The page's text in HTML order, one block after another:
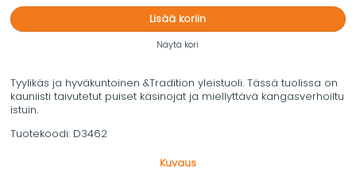
Lisää koriin
Näytä kori
Tyylikäs ja hyväkuntoinen &Tradition yleistuoli. Tässä tuolissa on
kauniisti taivutetut puiset käsinojat ja miellyttävä kangasverhoiltu
istuin.
Tuotekoodi: D3462
Kuvaus